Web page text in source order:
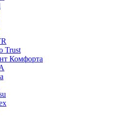
Trust
Комфорта